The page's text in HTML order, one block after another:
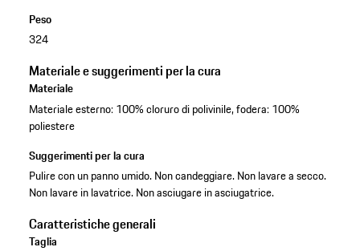
Peso
324
Materiale e suggerimenti per la cura
Materiale
Materiale esterno: 100% cloruro di polivinile, fodera: 100%
poliestere
Suggerimenti per la cura
Pulire con un panno umido. Non candeggiare. Non lavare a secco.
Non lavare in lavatrice. Non asciugare in asciugatrice.
Caratteristiche generali
Taglia